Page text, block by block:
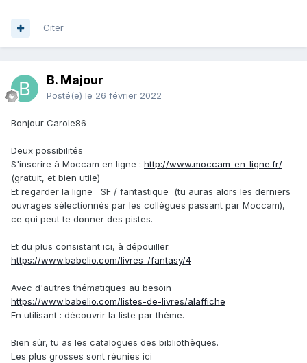
Citer
B. Majour
Posté(e) le 26 février 2022
Bonjour Carole86
Deux possibilités
S'inscrire à Moccam en ligne : http://www.moccam-en-ligne.fr/
(gratuit, et bien utile)
Et regarder la ligne SF / fantastique (tu auras alors les derniers
ouvrages sélectionnés par les collègues passant par Moccam),
ce qui peut te donner des pistes.
Et du plus consistant ici, à dépouiller.
https://www.babelio.com/livres-/fantasy/4
Avec d'autres thématiques au besoin
https://www.babelio.com/listes-de-livres/alaffiche
En utilisant : découvrir la liste par thème.
Bien sûr, tu as les catalogues des bibliothèques.
Les plus grosses sont réunies ici